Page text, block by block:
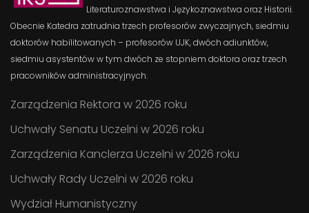
Literaturoznawstwa i Językoznawstwa oraz Historii.
Obecnie Katedra zatrudnia trzech profesorów zwyczajnych, siedmiu
doktorów habilitowanych – profesorów UJK, dwóch adiunktów,
siedmiu asystentów w tym dwóch ze stopniem doktora oraz trzech
pracowników administracyjnych.
Zarządzenia Rektora w 2026 roku
Uchwały Senatu Uczelni w 2026 roku
Zarządzenia Kanclerza Uczelni w 2026 roku
Uchwały Rady Uczelni w 2026 roku
Wydział Humanistyczny